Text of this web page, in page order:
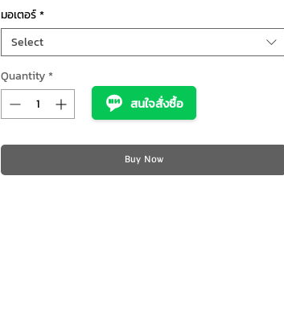
มอเตอร์*
Select
Quantity*
สนใจสั่งซื้อ
Buy Now